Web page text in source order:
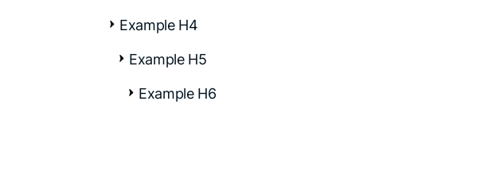
Example H4
Example H5
Example H6